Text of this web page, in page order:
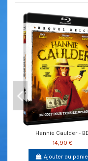
Hannie Caulder -
14,90 €
Ajouter au